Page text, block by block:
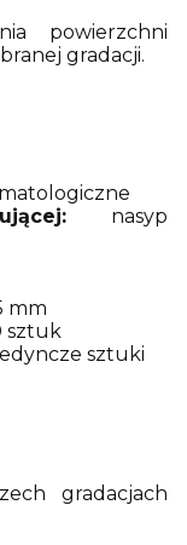
powierzchni
gradacji.
nasyp
mm
sztuk
sztuki
gradacjach